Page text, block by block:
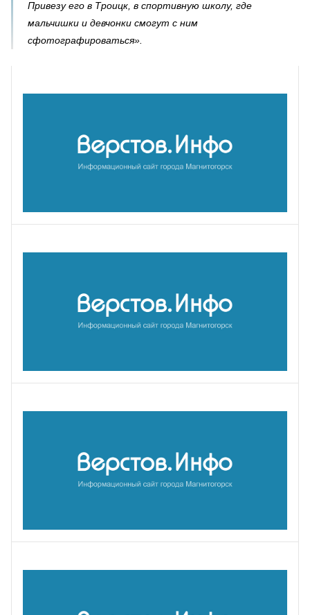
Привезу его в Троицк, в спортивную школу, где
мальчишки и девчонки смогут с ним
сфотографироваться».